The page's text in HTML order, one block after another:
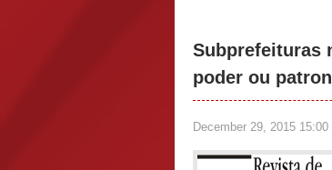
Subprefeituras
poder ou
December 29, 2015 15:00